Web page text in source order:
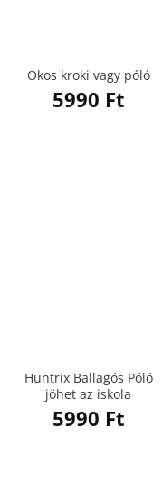
Okos kroki vagy póló
5990 Ft
Huntrix Ballagós Póló
jöhet az iskola
5990 Ft